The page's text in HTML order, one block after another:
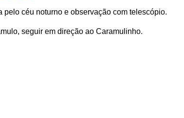
pelo céu noturno e observação com telescópio.
seguir em direção ao Caramulinho.